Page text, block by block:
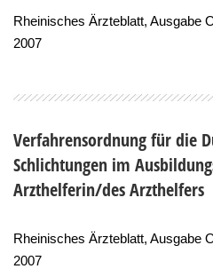
Rheinisches Ärzteblatt, Ausgabe
2007
Verfahrensordnung für die
Schlichtungen im
Arzthelferin/des Arzthelfers
Rheinisches Ärzteblatt, Ausgabe
2007